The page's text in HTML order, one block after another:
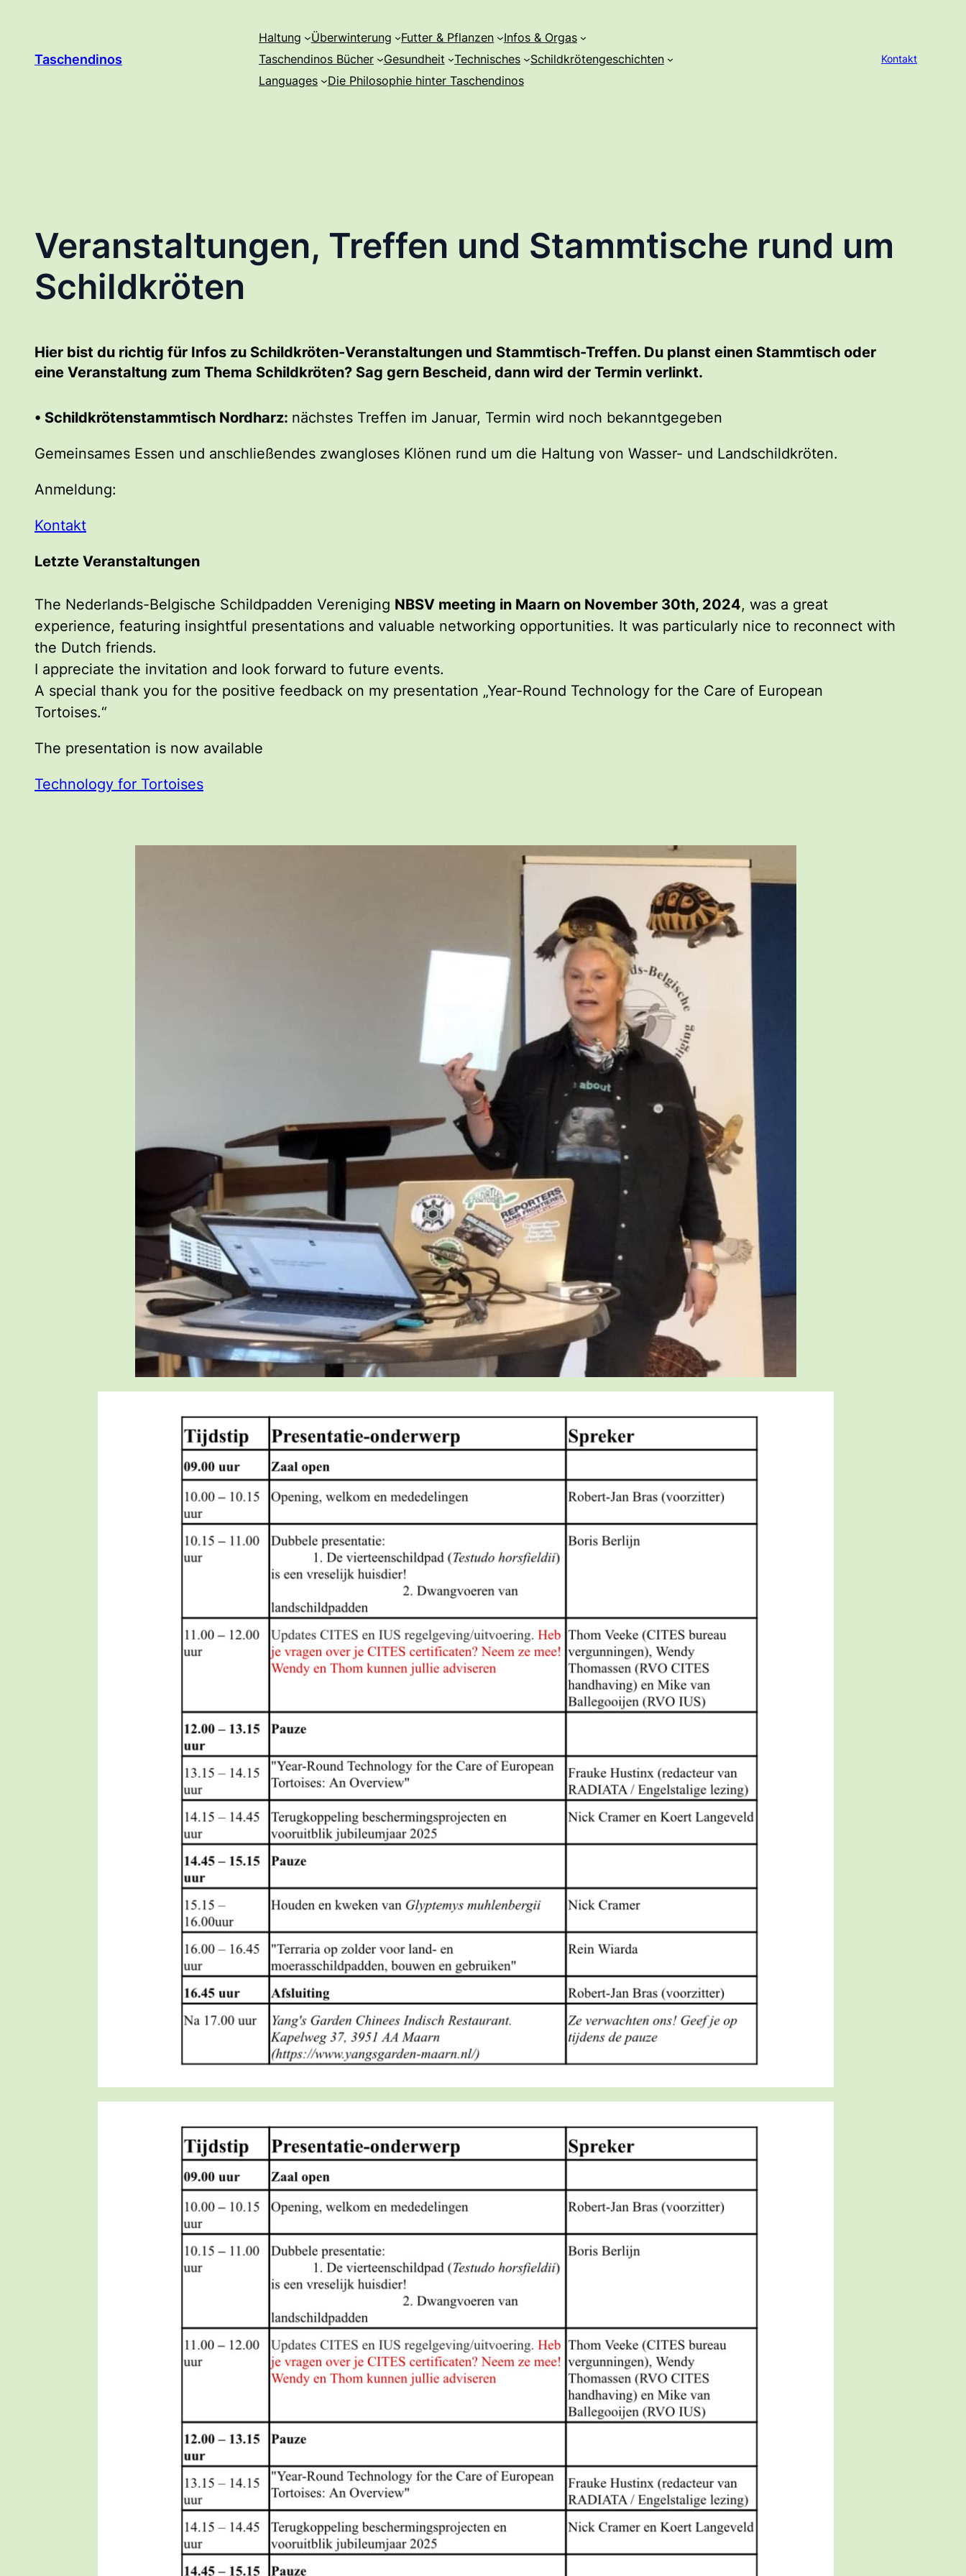
springen
Taschendinos
Haltung Überwinterung Futter & Pflanzen
Infos & Orgas
Taschendinos Bücher
Gesundheit Technisches
Schildkrötengeschichten
Languages
Die Philosophie hinter Taschendinos
Kontakt
Veranstaltungen, Treffen und Stammtische rund um
Schildkröten
Hier bist du richtig für Infos zu Schildkröten-Veranstaltungen und Stammtisch-Treffen. Du planst einen Stammtisch oder
eine Veranstaltung zum Thema Schildkröten? Sag gern Bescheid, dann wird der Termin verlinkt.
• Schildkrötenstammtisch Nordharz: nächstes Treffen im Januar, Termin wird noch bekanntgegeben
Gemeinsames Essen und anschließendes zwangloses Klönen rund um die Haltung von Wasser- und Landschildkröten.
Anmeldung:
Kontakt
Letzte Veranstaltungen
The Nederlands-Belgische Schildpadden Vereniging NBSV meeting in Maarn on November 30th, 2024, was a great
experience, featuring insightful presentations and valuable networking opportunities. It was particularly nice to reconnect with
the Dutch friends.
I appreciate the invitation and look forward to future events.
A special thank you for the positive feedback on my presentation „Year-Round Technology for the Care of European
Tortoises.“
The presentation is now available
Technology for Tortoises